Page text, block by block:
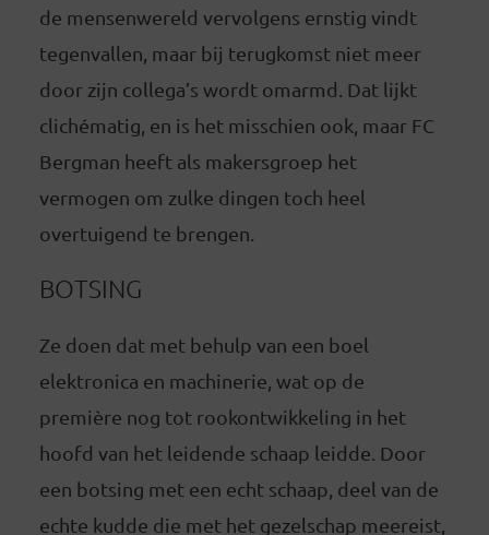
de mensenwereld vervolgens ernstig vindt
tegenvallen, maar bij terugkomst niet meer
door zijn collega’s wordt omarmd. Dat lijkt
clichématig, en is het misschien ook, maar FC
Bergman heeft als makersgroep het
vermogen om zulke dingen toch heel
overtuigend te brengen.
BOTSING
Ze doen dat met behulp van een boel
elektronica en machinerie, wat op de
première nog tot rookontwikkeling in het
hoofd van het leidende schaap leidde. Door
een botsing met een echt schaap, deel van de
echte kudde die met het gezelschap meereist,